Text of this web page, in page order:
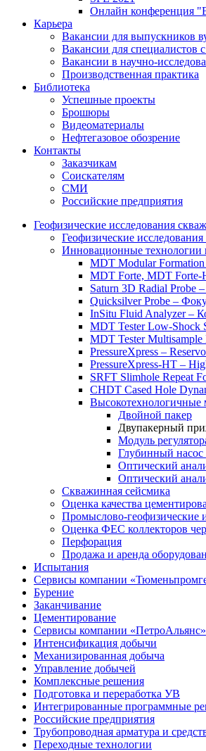
Онлайн конференция
Карьера
Вакансии для выпускников
Вакансии для специалистов
Вакансии в научно-
Производственная практика
Библиотека
Успешные проекты
Брошюры
Видеоматериалы
Нефтегазовое обозрение
Контакты
Заказчикам
Соискателям
СМИ
Российские предприятия
Геофизические исследования
Геофизические
Инновационные технологии
MDT Modular Formation
MDT Forte, MDT Forte-
Saturn 3D Radial Probe
Quicksilver Probe –
InSitu Fluid Analyzer –
MDT Tester Low-Shock
MDT Tester
PressureXpress –
PressureXpress-HT –
SRFT Slimhole Repeat
CHDT Cased Hole
Высокотехнологичные
Двойной пакер
Двупакерный
Модуль
Глубинный насос
Оптический
Оптический
Скважинная сейсмика
Оценка качества
Промыслово-геофизические
Оценка ФЕС коллекторов
Перфорация
Продажа и аренда
Испытания
Сервисы компании
Бурение
Заканчивание
Цементирование
Сервисы компании «ПетроАльянс»
Интенсификация добычи
Механизированная добыча
Управление добычей
Комплексные решения
Подготовка и переработка УВ
Интегрированные программные
Российские предприятия
Трубопроводная арматура и
Переходные технологии